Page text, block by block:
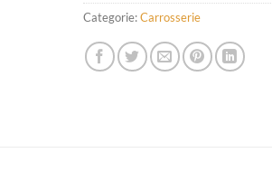
Categorie:Carrosserie